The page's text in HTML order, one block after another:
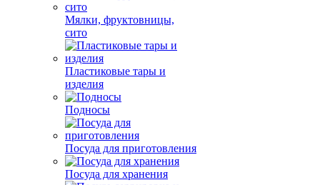
Мялки, фруктовницы,
сито
Пластиковые тары и
изделия
Подносы
Посуда для приготовления
Посуда для хранения